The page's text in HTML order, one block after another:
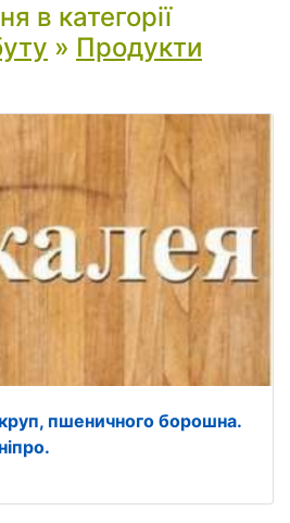
в категорії
» Продукти
пшеничного борошна.